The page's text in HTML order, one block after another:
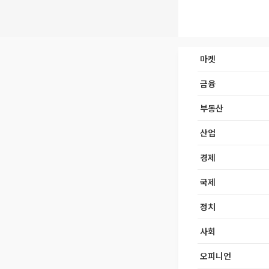
마켓
금융
부동산
산업
경제
국제
정치
사회
오피니언